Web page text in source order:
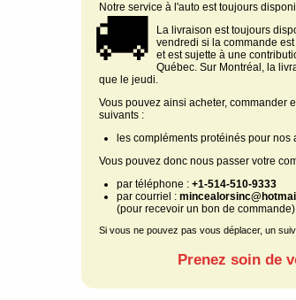
Notre service à l'auto est toujours
🚚
La livraison est toujours
vendredi si la commande
et est sujette à une
Québec. Sur Montréal, la
que le jeudi.
Vous pouvez ainsi acheter, commander
suivants :
les compléments protéinés pour nos
Vous pouvez donc nous passer votre
par téléphone : +1-514-510-9333
par courriel :
(pour recevoir un bon de commande)
Si vous ne pouvez pas vous déplacer, un
Prenez soin de